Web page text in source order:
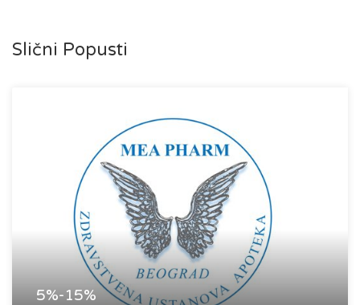
Slični Popusti
5%-15%